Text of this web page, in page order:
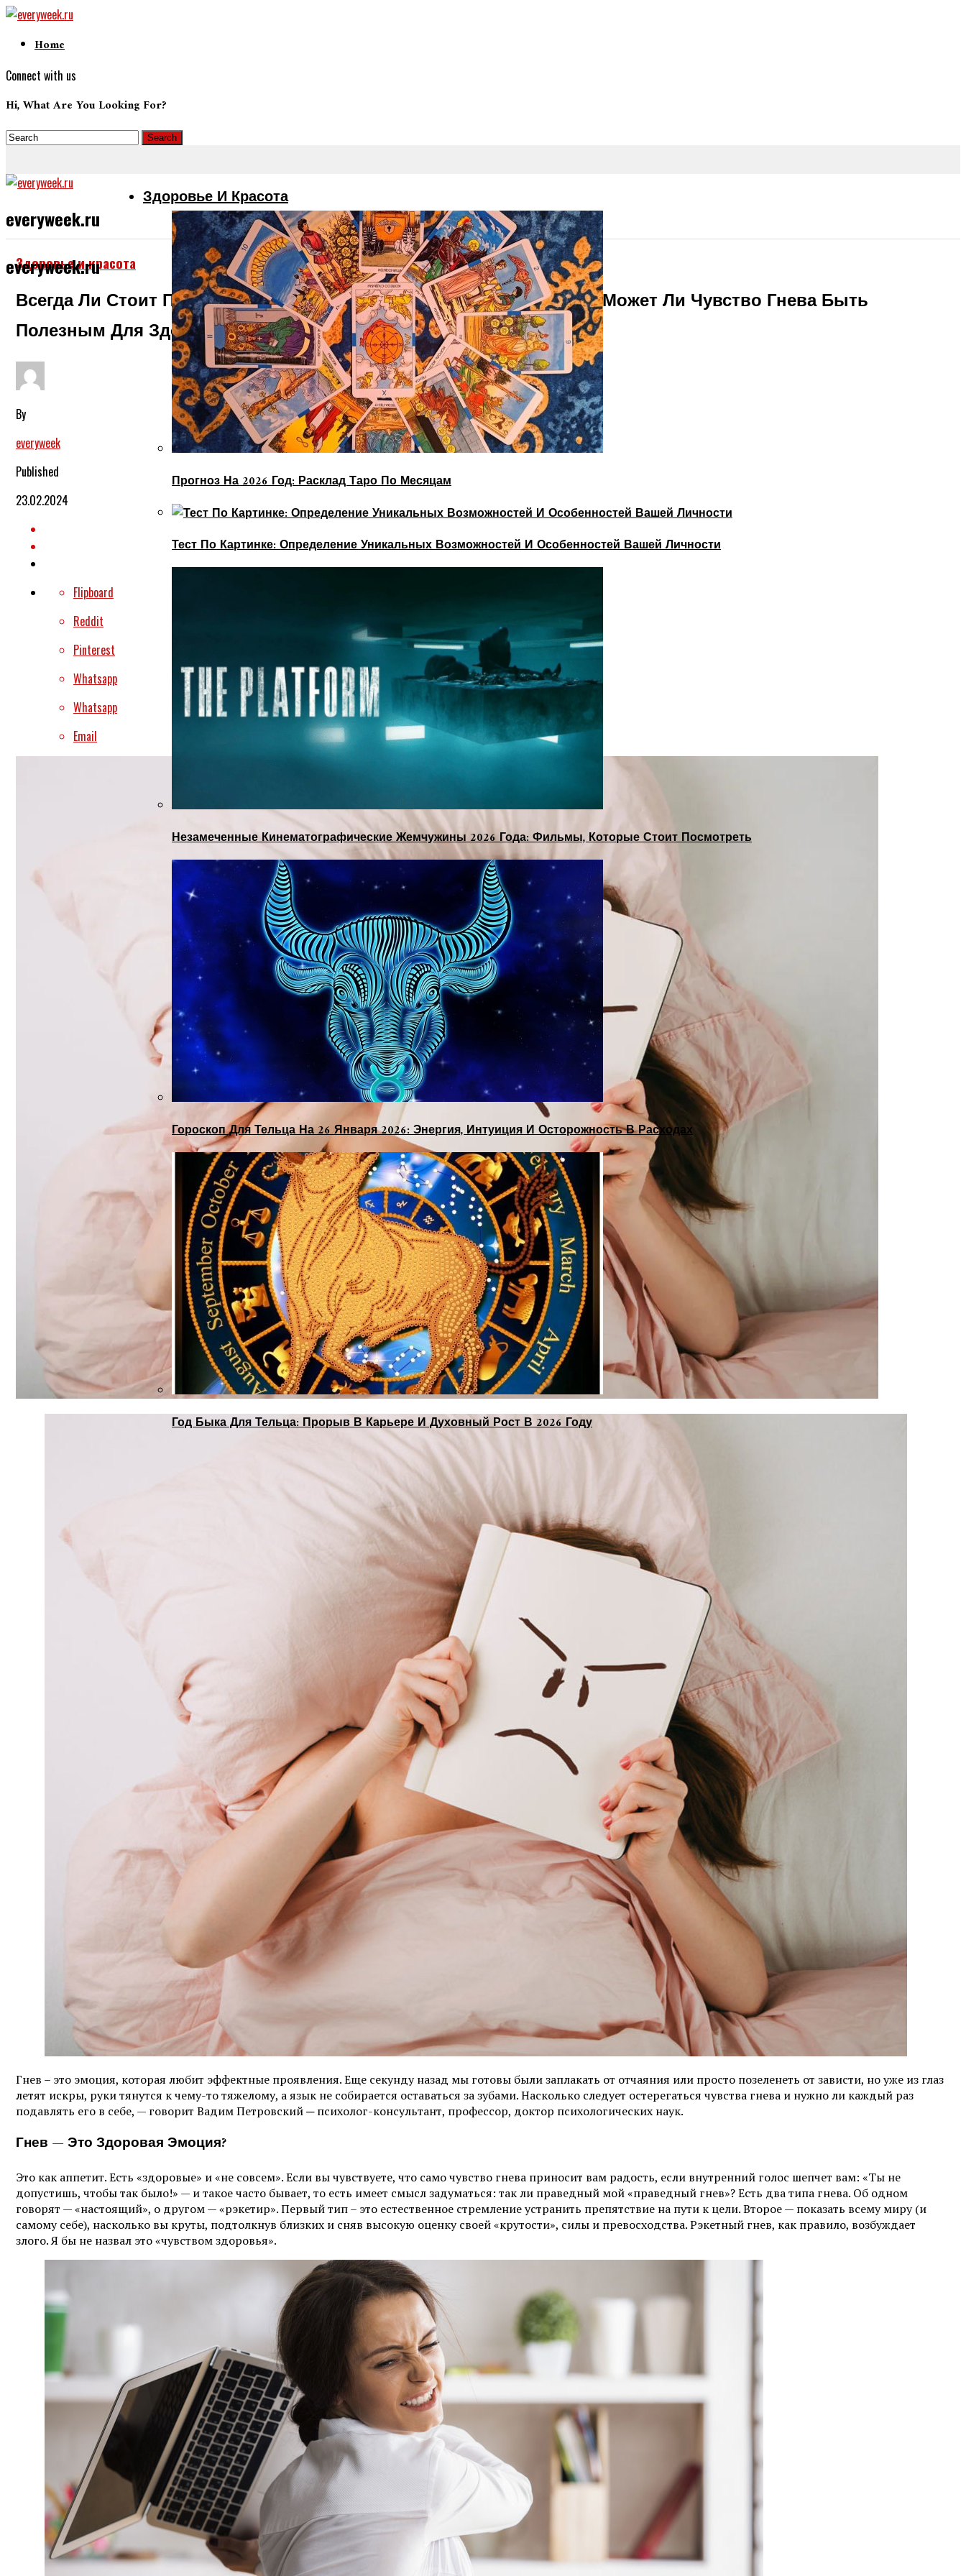
Home
Connect with us
Hi, What Are You Looking For?
everyweek.ru
everyweek.ru
Здоровье И Красота
Прогноз На 2026 Год: Расклад Таро По Месяцам
Тест По Картинке: Определение Уникальных Возможностей И Особенностей Вашей Личности
Незамеченные Кинематографические Жемчужины 2026 Года: Фильмы, Которые Стоит Посмотреть
Гороскоп Для Тельца На 26 Января 2026: Энергия, Интуиция И Осторожность В Расходах
Год Быка Для Тельца: Прорыв В Карьере И Духовный Рост В 2026 Году
Здоровье и красота
Всегда Ли Стоит Проявлять Недовольство В Его Крайней Форме И Может Ли Чувство Гнева Быть
Полезным Для Здоровья.
By
everyweek
Published
23.02.2024
Flipboard
Reddit
Pinterest
Whatsapp
Whatsapp
Email
Гнев – это эмоция, которая любит эффектные проявления. Еще секунду назад мы готовы были заплакать от отчаяния или просто позеленеть от зависти, но уже из глаз
летят искры, руки тянутся к чему-то тяжелому, а язык не собирается оставаться за зубами. Насколько следует остерегаться чувства гнева и нужно ли каждый раз
подавлять его в себе, — говорит Вадим Петровский ─ психолог-консультант, профессор, доктор психологических наук.
Гнев — Это Здоровая Эмоция?
Это как аппетит. Есть «здоровые» и «не совсем». Если вы чувствуете, что само чувство гнева приносит вам радость, если внутренний голос шепчет вам: «Ты не
допустишь, чтобы так было!» — и такое часто бывает, то есть имеет смысл задуматься: так ли праведный мой «праведный гнев»? Есть два типа гнева. Об одном
говорят — «настоящий», о другом — «рэкетир». Первый тип – это естественное стремление устранить препятствие на пути к цели. Второе — показать всему миру (и
самому себе), насколько вы круты, подтолкнув близких и сняв высокую оценку своей «крутости», силы и превосходства. Рэкетный гнев, как правило, возбуждает
злого. Я бы не назвал это «чувством здоровья».